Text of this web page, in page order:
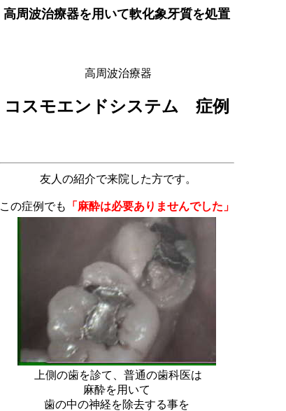
高周波治療器を用いて軟化象牙質を処置
高周波治療器
コスモエンドシステム 症例
友人の紹介で来院した方です。
この症例でも 「麻酔は必要ありませんでした」
上側の歯を診て、普通の歯科医は
麻酔を用いて
歯の中の神経を除去する事を